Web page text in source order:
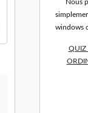
Nous
windows
QUIZ